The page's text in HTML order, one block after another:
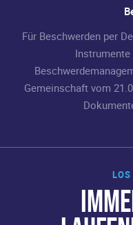
Für Beschwerden per
Gemeinschaft vom